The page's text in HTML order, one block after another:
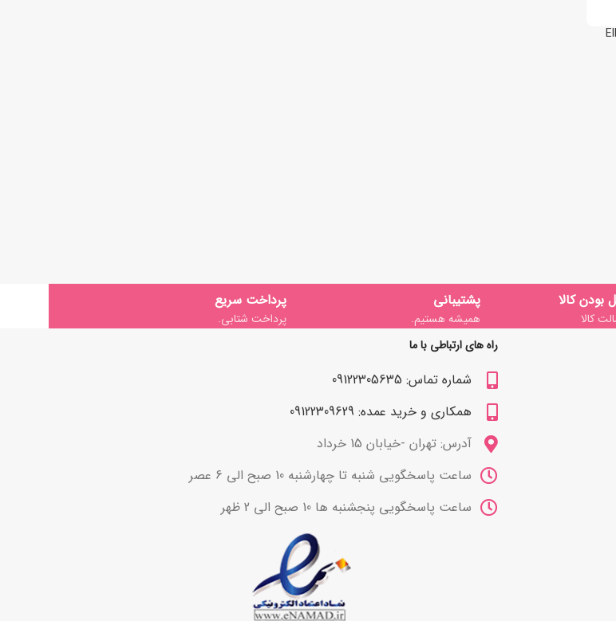
کالا
کالا
پشتیبانی
همیشه هستیم.
پرداخت سریع
پرداخت شتابی.
راه های ارتباطی با ما
شماره تماس: 09122305635
همکاری و خرید عمده: 09122309629
آدرس: تهران -خیابان 15 خرداد
ساعت پاسخگویی شنبه تا چهارشنبه 10 صبح الی 6 عصر
ساعت پاسخگویی پنجشنبه ها 10 صبح الی 2 ظهر